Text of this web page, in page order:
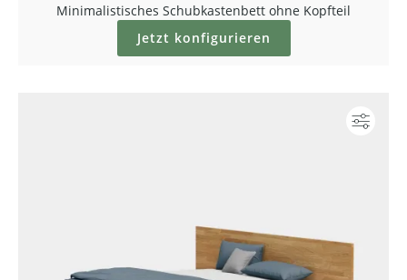
Minimalistisches Schubkastenbett ohne Kopfteil
Jetzt konfigurieren